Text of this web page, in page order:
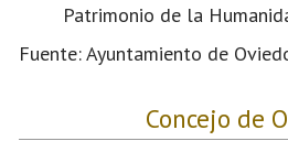
Patrimonio de la
Fuente: Ayuntamiento de
Concejo de